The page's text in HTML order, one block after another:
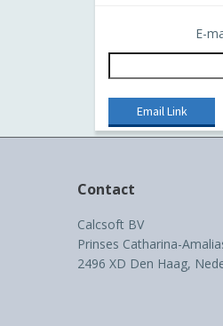
E-
Contact
Calcsoft BV
Prinses Catharina-
2496 XD Den Haag,